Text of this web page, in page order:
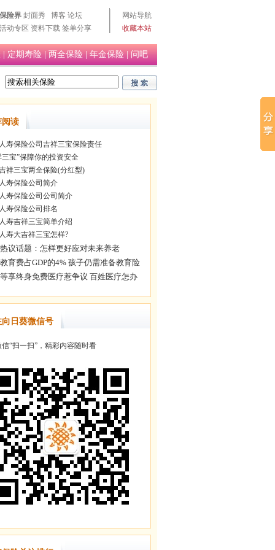
保险界 封面秀 博客 论坛
活动专区 资料下载 签单分享
网站导航
收藏本站
|定期寿险|两全保险|年金保险|问吧
阅读
寿保险公司吉祥三宝保险责任
三宝”保障你的投资安全
祥三宝两全保险(分红型)
寿保险公司简介
寿保险公司公司简介
寿保险公司排名
寿吉祥三宝简单介绍
寿大吉祥三宝怎样?
向日葵微信号
“扫一扫”，精彩内容随时看